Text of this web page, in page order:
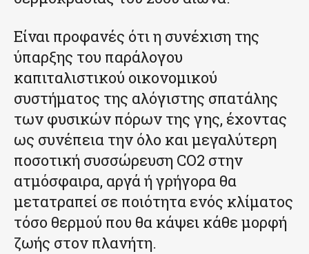
Είναι προφανές ότι η συνέχιση της
ύπαρξης του παράλογου
καπιταλιστικού οικονομικού
συστήματος της αλόγιστης σπατάλης
των φυσικών πόρων της γης, έχοντας
ως συνέπεια την όλο και μεγαλύτερη
ποσοτική συσσώρευση CO2 στην
ατμόσφαιρα, αργά ή γρήγορα θα
μετατραπεί σε ποιότητα ενός κλίματος
τόσο θερμού που θα κάψει κάθε μορφή
ζωής στον πλανήτη.